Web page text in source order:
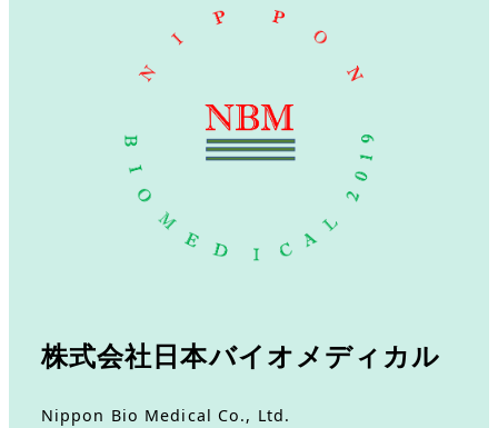
株式会社日本バイオメディカル
Nippon Bio Medical Co., Ltd.